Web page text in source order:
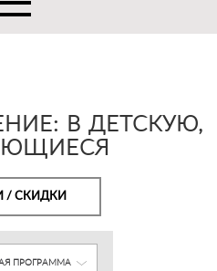
В ДЕТСКУЮ,
/ СКИДКИ
ПРОГРАММА